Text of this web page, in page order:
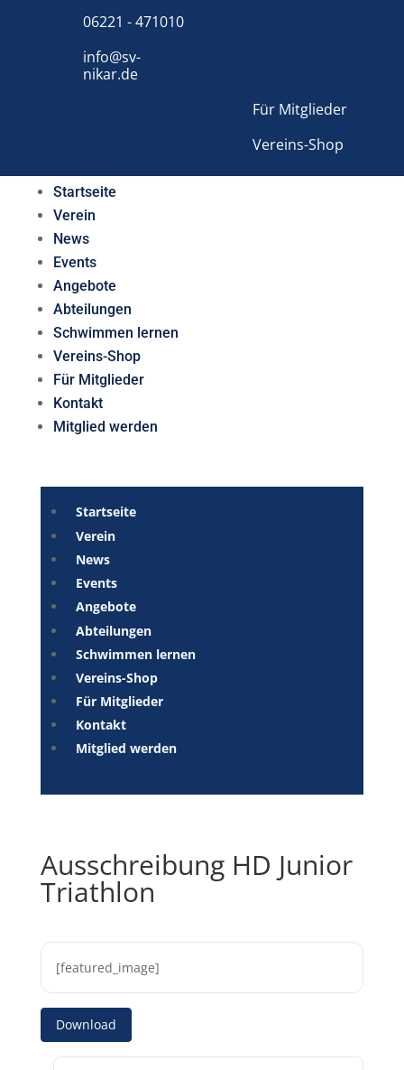
06221 - 471010
info@sv-
nikar.de
Für Mitglieder
Vereins-Shop
Startseite
Verein
News
Events
Angebote
Abteilungen
Schwimmen lernen
Vereins-Shop
Für Mitglieder
Kontakt
Mitglied werden
Startseite
Verein
News
Events
Angebote
Abteilungen
Schwimmen lernen
Vereins-Shop
Für Mitglieder
Kontakt
Mitglied werden
Ausschreibung HD Junior
Triathlon
[featured_image]
Download